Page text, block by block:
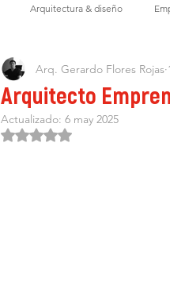
Arquitectura & diseño
Arquitecto
Arq. Gerardo Flores Rojas
Actualizado: 6 may 2025
Obtuvo NaN de 5 estrellas.